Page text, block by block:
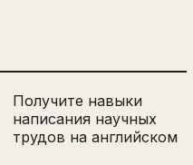
Получите навыки
написания научных
трудов на английском